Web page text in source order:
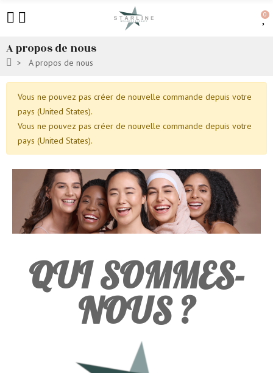
0
A propos de nous
A propos de nous
Vous ne pouvez pas créer de nouvelle commande depuis votre
pays (United States).
Vous ne pouvez pas créer de nouvelle commande depuis votre
pays (United States).
QUI SOMMES-
NOUS ?